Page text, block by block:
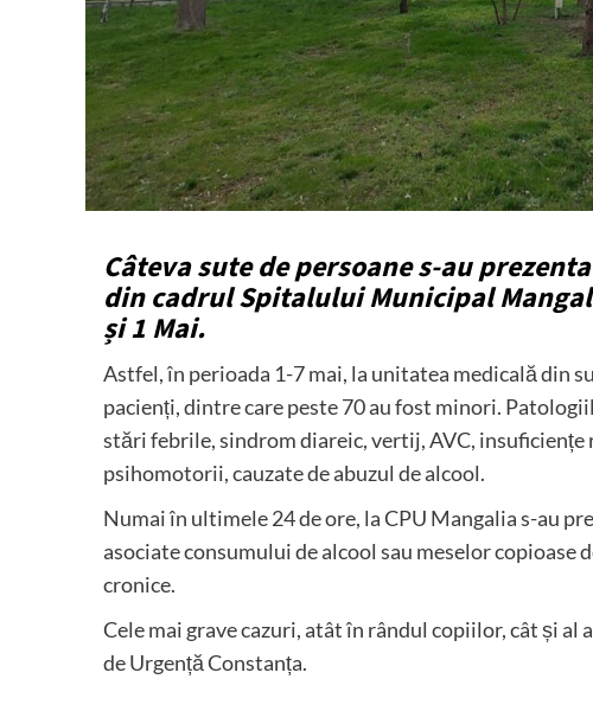
Câteva sute de persoane s-au
din cadrul Spitalului Municipal
și 1 Mai.
Astfel, în perioada 1-7 mai, la unitatea medicală din
pacienți, dintre care peste 70 au fost minori.
stări febrile, sindrom diareic, vertij, AVC,
psihomotorii, cauzate de abuzul de alcool.
Numai în ultimele 24 de ore, la CPU Mangalia s-au
asociate consumului de alcool sau meselor copioase
cronice.
Cele mai grave cazuri, atât în rândul copiilor, cât și
de Urgență Constanța.